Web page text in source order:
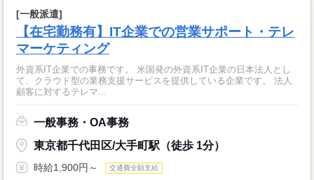
[一般派遣]
【在宅勤務有】IT企業での営業サポート・テレ
マーケティング
外資系IT企業での事務です。 米国発の外資系IT企業の日本法人とし
て、クラウド型の業務支援サービスを提供している企業です。 法人
顧客に対するテレマ...
一般事務・OA事務
東京都千代田区/大手町駅（徒歩 1分）
時給1,900円～ 交通費全額支給